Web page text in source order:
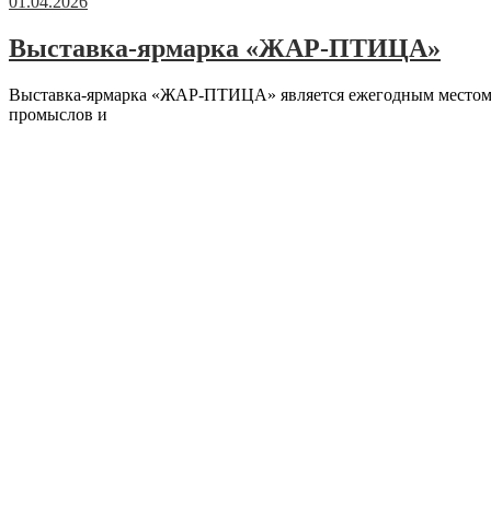
Выставка-ярмарка «ЖАР-ПТИЦА»
Выставка-ярмарка «ЖАР-ПТИЦА» является ежегодным местом
промыслов и